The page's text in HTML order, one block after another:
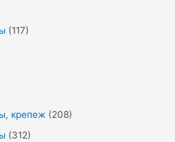
(117)
крепеж (208)
(312)